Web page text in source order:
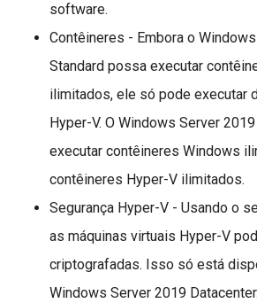
software.
Contêineres - Embora o
Standard possa executar
ilimitados, ele só pode executar
Hyper-V. O Windows Server
executar contêineres Windows
contêineres Hyper-V ilimitados.
Segurança Hyper-V - Usando o
as máquinas virtuais Hyper-V
criptografadas. Isso só está
Windows Server 2019 Datacenter.